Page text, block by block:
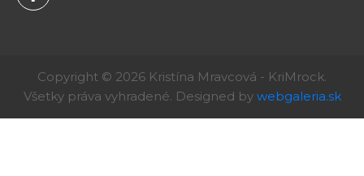
Copyright © 2026 Kristína Mravcová - KriMrock.
Všetky práva vyhradené. Designed by webgaleria.sk